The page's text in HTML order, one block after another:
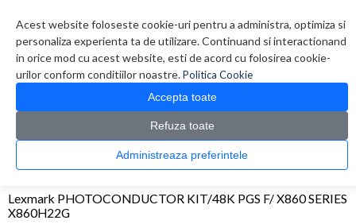
Acest website foloseste cookie-uri pentru a administra, optimiza si
personaliza experienta ta de utilizare. Continuand si interactionand
in orice mod cu acest website, esti de acord cu folosirea cookie-
urilor conform conditiilor noastre.Politica Cookie
Accepta toate
Refuza toate
Administreaza preferintele
0 produs(e)
CATALOG PRODUSE
Consumabile originale > OPC/Drum/Printhead
Lexmark PHOTOCONDUCTOR KIT/48K PGS F/ X860 SERIES
X860H22G